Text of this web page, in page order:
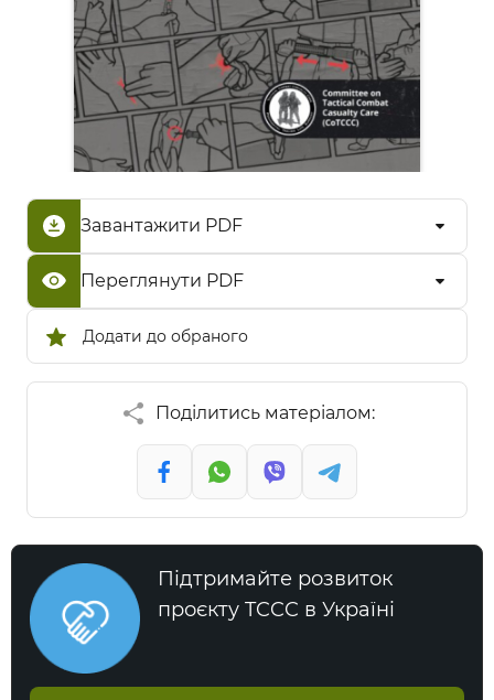
Додати до обраного
Завантажити PDF
Переглянути PDF
Поділитись матеріалом:
Підтримайте розвиток
проєкту TCCC в Україні